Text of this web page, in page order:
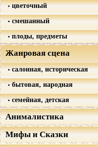
цветочный
смешанный
плоды, предметы
Жанровая сцена
салонная, историческая
бытовая, народная
семейная, детская
Анималистика
Мифы и Сказки